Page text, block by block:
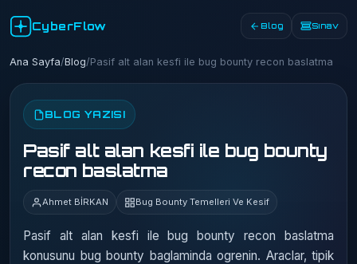
CyberFlow Blog Sınav
Ana Sayfa/Blog/Pasif alt alan kesfi ile bug bounty recon baslatma
BLOG YAZISI
Pasif alt alan kesfi ile bug bounty
recon baslatma
Ahmet BİRKAN Bug Bounty Temelleri Ve Kesif
Pasif alt alan kesfi ile bug bounty recon baslatma
konusunu bug bounty baglaminda ogrenin. Araclar, tipik